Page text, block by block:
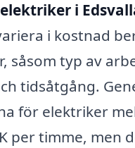
elektriker i
i kostnad
såsom typ av
tidsåtgång.
för elektriker
per timme, men